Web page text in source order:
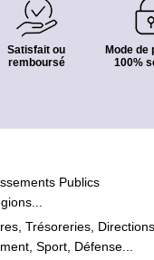
Satisfait ou
remboursé
Mode de
100%
Publics
Trésoreries, Directions
Sport, Défense...